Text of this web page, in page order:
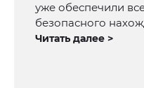
уже обеспечили
безопасного
Читать далее >